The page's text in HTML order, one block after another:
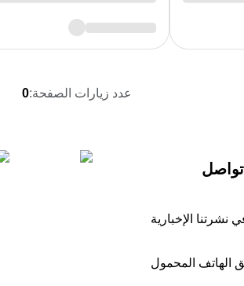
عدد زيارات الصفحة:
0
نشرتنا الإخبارية
الهاتف المحمول